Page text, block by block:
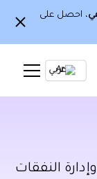
، احصل على
Ar